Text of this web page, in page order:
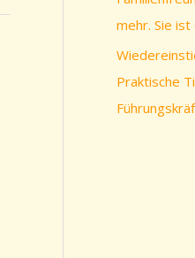
mehr. Sie
Praktische